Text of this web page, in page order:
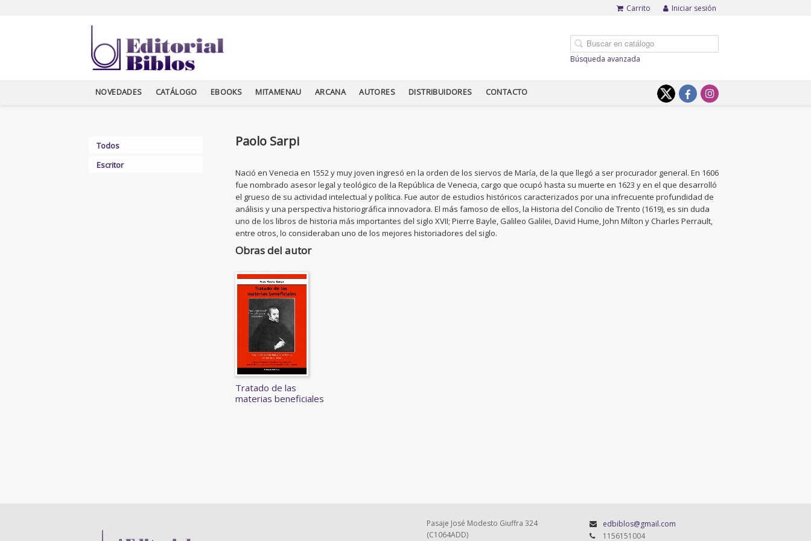
Carrito Iniciar sesión
Búsqueda avanzada
NOVEDADES CATÁLOGO EBOOKS MITAMENAU ARCANA AUTORES DISTRIBUIDORES CONTACTO
Todos
Escritor
Paolo Sarpi
Nació en Venecia en 1552 y muy joven ingresó en la orden de los siervos de María, de la que llegó a ser procurador general. En 1606
fue nombrado asesor legal y teológico de la República de Venecia, cargo que ocupó hasta su muerte en 1623 y en el que desarrolló
el grueso de su actividad intelectual y política. Fue autor de estudios históricos caracterizados por una infrecuente profundidad de
análisis y una perspectiva historiográfica innovadora. El más famoso de ellos, la Historia del Concilio de Trento (1619), es sin duda
uno de los libros de historia más importantes del siglo XVII; Pierre Bayle, Galileo Galilei, David Hume, John Milton y Charles Perrault,
entre otros, lo consideraban uno de los mejores historiadores del siglo.
Obras del autor
Tratado de las
materias beneficiales
Pasaje José Modesto Giuffra 324
(C1064ADD)
edbiblos@gmail.com
1156151004